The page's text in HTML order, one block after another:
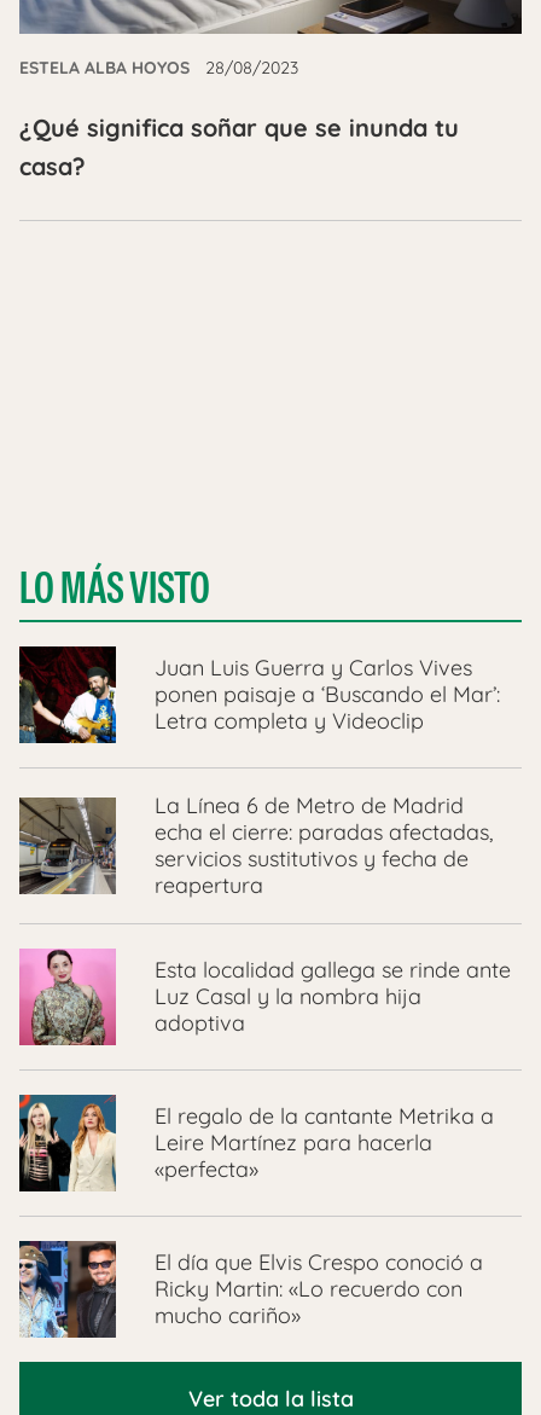
ESTELA ALBA HOYOS 28/08/2023
¿Qué significa soñar que se inunda tu
casa?
LO MÁS VISTO
Juan Luis Guerra y Carlos Vives
ponen paisaje a ‘Buscando el Mar’:
Letra completa y Videoclip
La Línea 6 de Metro de Madrid
echa el cierre: paradas afectadas,
servicios sustitutivos y fecha de
reapertura
Esta localidad gallega se rinde ante
Luz Casal y la nombra hija
adoptiva
El regalo de la cantante Metrika a
Leire Martínez para hacerla
«perfecta»
El día que Elvis Crespo conoció a
Ricky Martin: «Lo recuerdo con
mucho cariño»
Ver toda la lista